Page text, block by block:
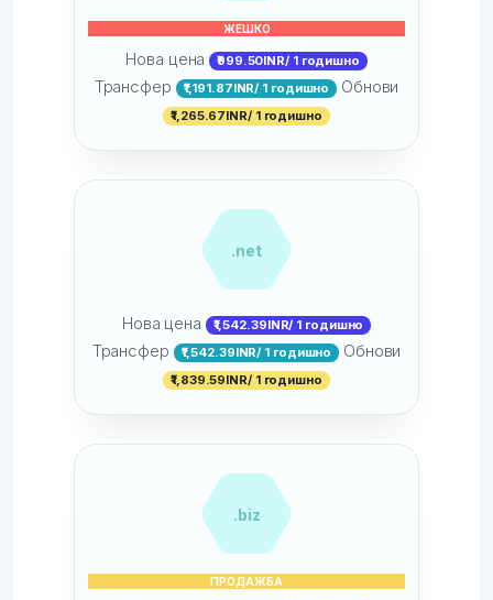
ЖЕШКО
Нова цена ₹999.50INR/ 1 годишно
Трансфер ₹1,191.87INR/ 1 годишно Обнови
₹1,265.67INR/ 1 годишно
.net
Нова цена ₹1,542.39INR/ 1 годишно
Трансфер ₹1,542.39INR/ 1 годишно Обнови
₹1,839.59INR/ 1 годишно
.biz
ПРОДАЖБА